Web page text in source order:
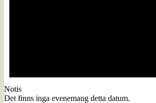
Notis
Det finns inga evenemang detta datum.